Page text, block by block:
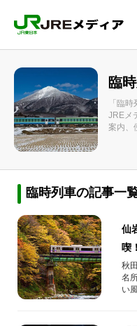
臨
「臨
JREメ
案内、
臨時列車の記事一
仙
喫
秋
名
い